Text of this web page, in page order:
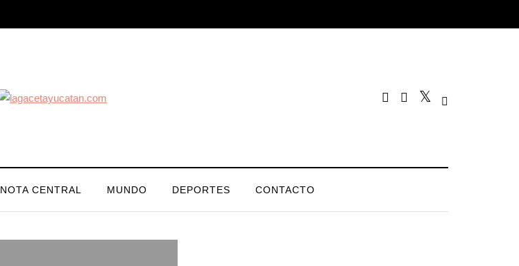
NOTA CENTRAL MUNDO DEPORTES CONTACTO